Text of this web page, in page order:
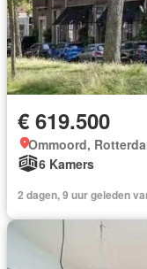
€ 619.500
Ommoord,
6 Kamers
2 dagen, 9 uur geleden